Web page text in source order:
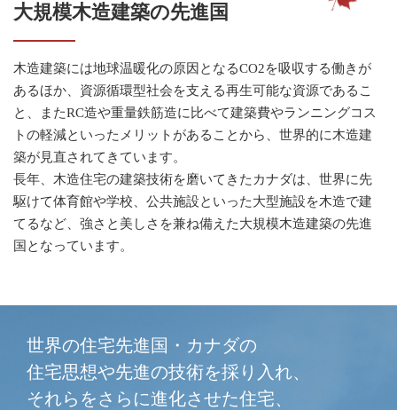
大規模木造建築の先進国
木造建築には地球温暖化の原因となるCO2を吸収する働きが
あるほか、資源循環型社会を支える再生可能な資源であるこ
と、またRC造や重量鉄筋造に比べて建築費やランニングコス
トの軽減といったメリットがあることから、世界的に木造建
築が見直されてきています。
長年、木造住宅の建築技術を磨いてきたカナダは、世界に先
駆けて体育館や学校、公共施設といった大型施設を木造で建
てるなど、強さと美しさを兼ね備えた大規模木造建築の先進
国となっています。
世界の住宅先進国・カナダの
住宅思想や先進の技術を採り入れ、
それらをさらに進化させた住宅、